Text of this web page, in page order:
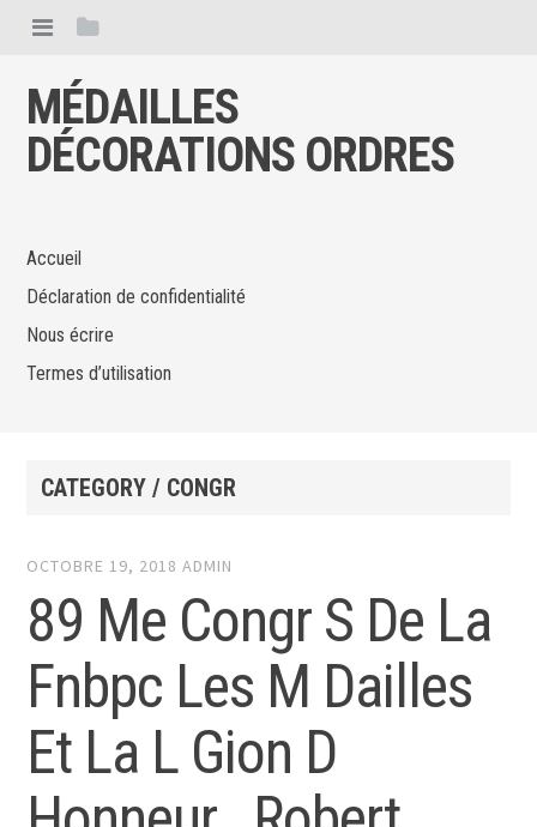
MÉDAILLES
DÉCORATIONS ORDRES
Accueil
Déclaration de confidentialité
Nous écrire
Termes d’utilisation
CATEGORY / CONGR
OCTOBRE 19, 2018 ADMIN
89 Me Congr S De La
Fnbpc Les M Dailles
Et La L Gion D